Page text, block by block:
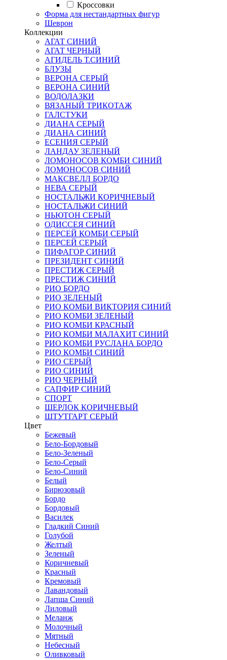
Кроссовки
Форма для нестандартных фигур
Шеврон
Коллекции
АГАТ СИНИЙ
АГАТ ЧЕРНЫЙ
АГИДЕЛЬ Т.СИНИЙ
БЛУЗЫ
ВЕРОНА СЕРЫЙ
ВЕРОНА СИНИЙ
ВОДОЛАЗКИ
ВЯЗАНЫЙ ТРИКОТАЖ
ГАЛСТУКИ
ДИАНА СЕРЫЙ
ДИАНА СИНИЙ
ЕСЕНИЯ СЕРЫЙ
ЛАНДАУ ЗЕЛЕНЫЙ
ЛОМОНОСОВ КОМБИ СИНИЙ
ЛОМОНОСОВ СИНИЙ
МАКСВЕЛЛ БОРДО
НЕВА СЕРЫЙ
НОСТАЛЬЖИ КОРИЧНЕВЫЙ
НОСТАЛЬЖИ СИНИЙ
НЬЮТОН СЕРЫЙ
ОДИССЕЯ СИНИЙ
ПЕРСЕЙ КОМБИ СЕРЫЙ
ПЕРСЕЙ СЕРЫЙ
ПИФАГОР СИНИЙ
ПРЕЗИДЕНТ СИНИЙ
ПРЕСТИЖ СЕРЫЙ
ПРЕСТИЖ СИНИЙ
РИО БОРДО
РИО ЗЕЛЕНЫЙ
РИО КОМБИ ВИКТОРИЯ СИНИЙ
РИО КОМБИ ЗЕЛЕНЫЙ
РИО КОМБИ КРАСНЫЙ
РИО КОМБИ МАЛАХИТ СИНИЙ
РИО КОМБИ РУСЛАНА БОРДО
РИО КОМБИ СИНИЙ
РИО СЕРЫЙ
РИО СИНИЙ
РИО ЧЕРНЫЙ
САПФИР СИНИЙ
СПОРТ
ШЕРЛОК КОРИЧНЕВЫЙ
ШТУТГАРТ СЕРЫЙ
Цвет
Бежевый
Бело-Бордовый
Бело-Зеленый
Бело-Серый
Бело-Синий
Белый
Бирюзовый
Бордо
Бордовый
Василек
Гладкий Синий
Голубой
Желтый
Зеленый
Коричневый
Красный
Кремовый
Лавандовый
Лапша Синий
Лиловый
Меланж
Молочный
Мятный
Небесный
Оливковый